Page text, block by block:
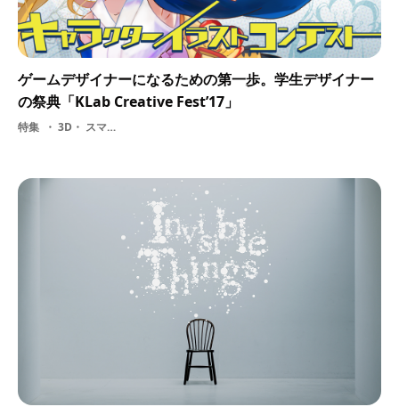
ゲームデザイナーになるための第一歩。学生デザイナー
の祭典「KLab Creative Fest’17」
特集 3D・ スマホゲーム・ ソーシャルゲーム・ 学生・ 【PR】KLab株式会社・ イラストレーター・ ゲームデザイナー・ 2D